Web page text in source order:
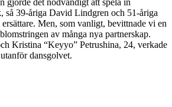
så 39-åriga David Lindgren och 51-åriga
Men, som vanligt, bevittnade vi en
av många nya partnerskap.
Kristina “Keyyo” Petrushina, 24, verkade
dansgolvet.